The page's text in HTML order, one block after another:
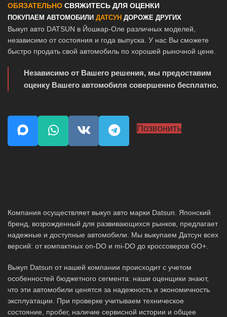
ОБЯЗАТЕЛЬНО СВЯЖИТЕСЬ ДЛЯ ОЦЕНКИ
ПОКУПАЕМ АВТОМОБИЛИ ДАТСУН ДОРОЖЕ ДРУГИХ
Выкуп авто DATSUN в Йошкар-Оле различных моделей,
независимо от состояния и года выпуска. У нас Вы сможете
быстро продать свой автомобиль по хорошей рыночной цене.
Независимо от Вашего решения, мы предоставим
оценку Вашего автомобиля совершенно бесплатно.
Позвонить
Компания осуществляет выкуп авто марки Datsun. Японский
бренд, возрожденный для развивающихся рынков, предлагает
надежные и доступные автомобили. Мы выкупаем Датсун всех
версий: от компактных on-DO и mi-DO до кроссоверов GO+.
Выкуп Datsun от нашей компании происходит с учетом
особенностей бюджетного сегмента: наши оценщики знают,
что эти автомобили ценятся за надежность и экономичность
эксплуатации. При проверке учитываем техническое
состояние, пробег, наличие сервисной истории и общее